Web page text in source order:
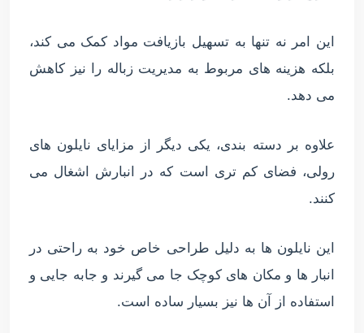
این امر نه تنها به تسهیل بازیافت مواد کمک می کند،
بلکه هزینه های مربوط به مدیریت زباله را نیز کاهش
می دهد.
علاوه بر دسته بندی، یکی دیگر از مزایای نایلون های
رولی، فضای کم تری است که در انبارش اشغال می
کنند.
این نایلون ها به دلیل طراحی خاص خود به راحتی در
انبار ها و مکان های کوچک جا می گیرند و جابه جایی و
استفاده از آن ها نیز بسیار ساده است.